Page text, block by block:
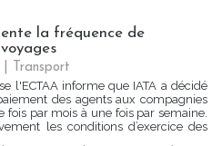
la fréquence de
Transport
l'ECTAA informe que IATA a décidé
des agents aux compagnies
fois par mois à une fois par semaine.
les conditions d’exercice des